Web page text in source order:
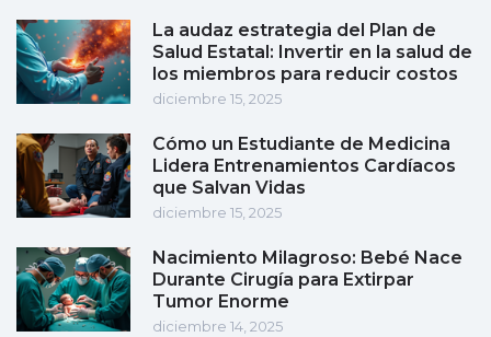
La audaz estrategia del Plan de
Salud Estatal: Invertir en la salud de
los miembros para reducir costos
diciembre 15, 2025
Cómo un Estudiante de Medicina
Lidera Entrenamientos Cardíacos
que Salvan Vidas
diciembre 15, 2025
Nacimiento Milagroso: Bebé Nace
Durante Cirugía para Extirpar
Tumor Enorme
diciembre 14, 2025